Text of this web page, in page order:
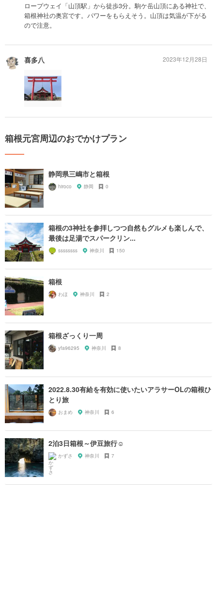
ロープウェイ「山頂駅」から徒歩3分。駒ケ岳山頂にある神社で、
箱根神社の奥宮です。パワーをもらえそう。山頂は気温が下がる
ので注意。
喜多八 2023年12月28日
箱根元宮周辺のおでかけプラン
静岡県三嶋市と箱根
hiroco 静岡 0
箱根の3神社を参拝しつつ自然もグルメも楽しんで、
最後は足湯でスパークリン...
ssssssss 神奈川 150
箱根
わほ 神奈川 2
箱根ざっくり一周
yfa96295 神奈川 8
2022.8.30有給を有効に使いたいアラサーOLの箱根ひ
とり旅
おまめ 神奈川 6
2泊3日箱根～伊豆旅行☺
かずさ 神奈川 7